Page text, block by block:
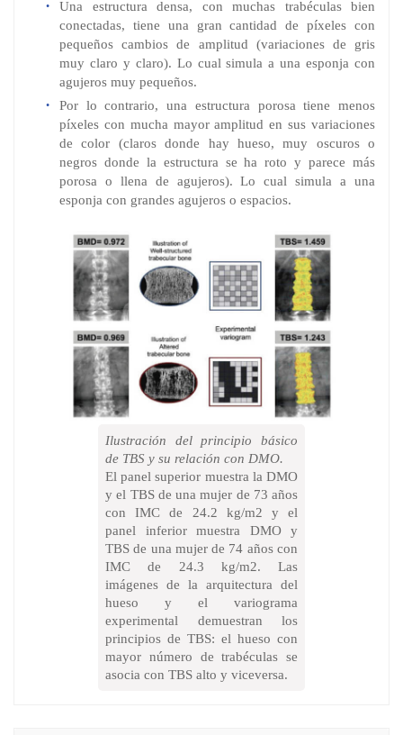
Una estructura densa, con muchas trabéculas bien
conectadas, tiene una gran cantidad de píxeles con
pequeños cambios de amplitud (variaciones de gris
muy claro y claro). Lo cual simula a una esponja con
agujeros muy pequeños.
Por lo contrario, una estructura porosa tiene menos
píxeles con mucha mayor amplitud en sus variaciones
de color (claros donde hay hueso, muy oscuros o
negros donde la estructura se ha roto y parece más
porosa o llena de agujeros). Lo cual simula a una
esponja con grandes agujeros o espacios.
Ilustración del principio básico
de TBS y su relación con DMO.
El panel superior muestra la DMO
y el TBS de una mujer de 73 años
con IMC de 24.2 kg/m2 y el
panel inferior muestra DMO y
TBS de una mujer de 74 años con
IMC de 24.3 kg/m2. Las
imágenes de la arquitectura del
hueso y el variograma
experimental demuestran los
principios de TBS: el hueso con
mayor número de trabéculas se
asocia con TBS alto y viceversa.